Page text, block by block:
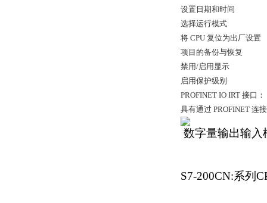
设置日期和时间
选择运行模式
将 CPU 复位为出厂设置
项目的备份与恢复
禁用/启用显示
启用保护级别
PROFINET IO IRT 接口：
具有通过 PROFINET 连
数字量输出输入
S7-200CN:系列